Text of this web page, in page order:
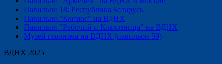
Павильон 18: Республика Беларусь
Павильон "Космос" на ВДНХ
Павильон "Рабочий и Колхозница" на ВДНХ
Музей героизма на ВДНХ (павильон 59)
ВДНХ 2025